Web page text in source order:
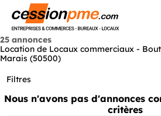
25 annonces
Location de Locaux commerciaux -
Marais (50500)
Filtres
Nous n'avons pas d'annonces
critères